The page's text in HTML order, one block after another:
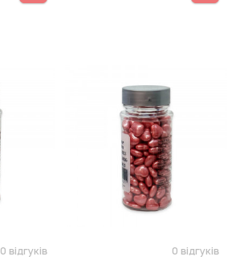
0 відгуків 0 відгуків